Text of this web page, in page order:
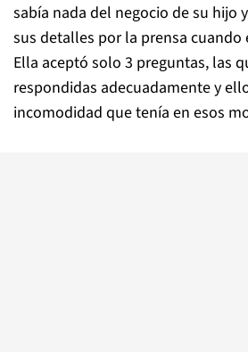
sabía nada del negocio de su hijo
sus detalles por la prensa cuando
Ella aceptó solo 3 preguntas, las
respondidas adecuadamente y
incomodidad que tenía en esos